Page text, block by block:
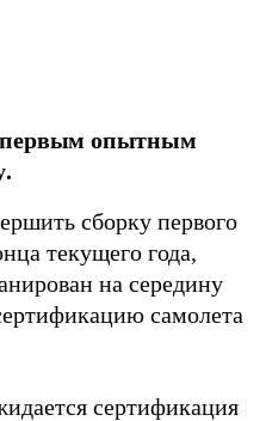
первым опытным
сборку первого
текущего года,
на середину
самолета
сертификация